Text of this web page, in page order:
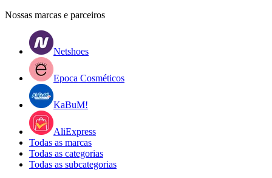
Nossas marcas e parceiros
Netshoes
Epoca Cosméticos
KaBuM!
AliExpress
Todas as marcas
Todas as categorias
Todas as subcategorias